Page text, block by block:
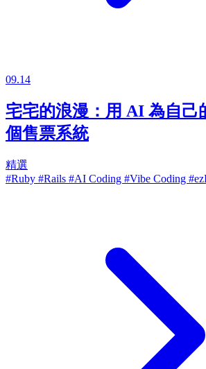
09.14
宅宅的浪漫：用 AI 為自己
個售票系統
精選
#Ruby #Rails #AI Coding #Vibe Coding